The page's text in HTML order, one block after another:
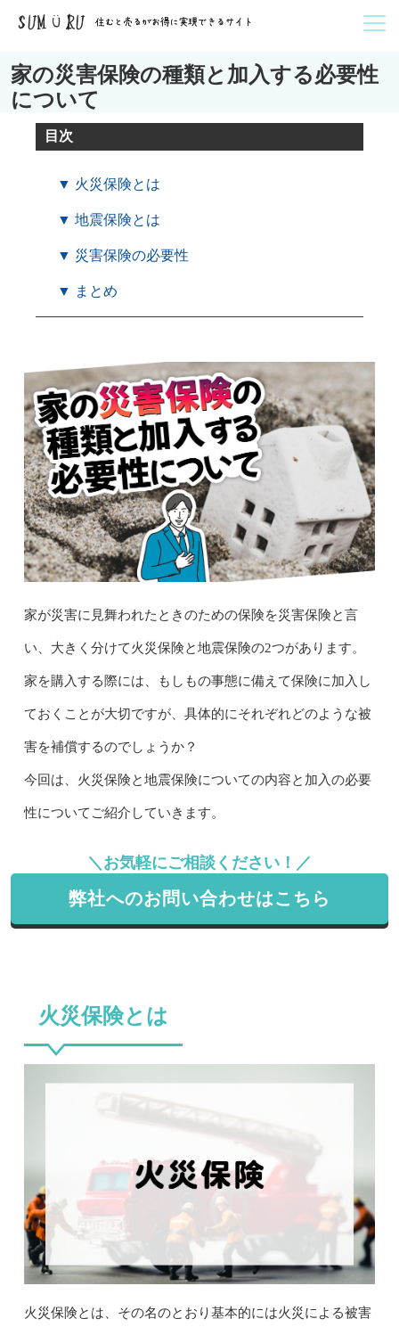
家の災害保険の種類と加入する必要性
について
目次
▼ 火災保険とは
▼ 地震保険とは
▼ 災害保険の必要性
▼ まとめ
家が災害に見舞われたときのための保険を災害保険と言
い、大きく分けて火災保険と地震保険の2つがあります。
家を購入する際には、もしもの事態に備えて保険に加入し
ておくことが大切ですが、具体的にそれぞれどのような被
害を補償するのでしょうか？
今回は、火災保険と地震保険についての内容と加入の必要
性についてご紹介していきます。
＼お気軽にご相談ください！／
弊社へのお問い合わせはこちら
火災保険とは
火災保険とは、その名のとおり基本的には火災による被害